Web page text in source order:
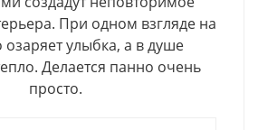
При одном взгляде на
озаряет улыбка, а в душе
Делается панно очень
просто.